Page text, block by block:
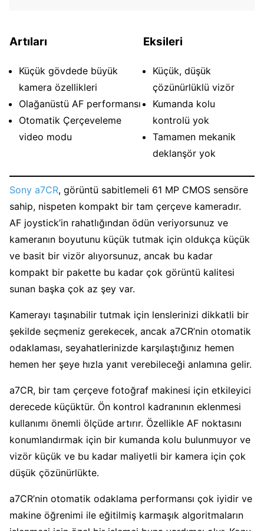
Artıları
Küçük gövdede büyük
kamera özellikleri
Olağanüstü AF performansı
Otomatik Çerçeveleme
video modu
Eksileri
Küçük, düşük
çözünürlüklü vizör
Kumanda kolu
kontrolü yok
Tamamen mekanik
deklanşör yok
Sony a7CR, görüntü sabitlemeli 61 MP CMOS sensöre
sahip, nispeten kompakt bir tam çerçeve kameradır.
AF joystick’in rahatlığından ödün veriyorsunuz ve
kameranın boyutunu küçük tutmak için oldukça küçük
ve basit bir vizör alıyorsunuz, ancak bu kadar
kompakt bir pakette bu kadar çok görüntü kalitesi
sunan başka çok az şey var.
Kamerayı taşınabilir tutmak için lenslerinizi dikkatli bir
şekilde seçmeniz gerekecek, ancak a7CR’nin otomatik
odaklaması, seyahatlerinizde karşılaştığınız hemen
hemen her şeye hızla yanıt verebileceği anlamına gelir.
a7CR, bir tam çerçeve fotoğraf makinesi için etkileyici
derecede küçüktür. Ön kontrol kadranının eklenmesi
kullanımı önemli ölçüde artırır. Özellikle AF noktasını
konumlandırmak için bir kumanda kolu bulunmuyor ve
vizör küçük ve bu kadar maliyetli bir kamera için çok
düşük çözünürlükte.
a7CR’nin otomatik odaklama performansı çok iyidir ve
makine öğrenimi ile eğitilmiş karmaşık algoritmaların